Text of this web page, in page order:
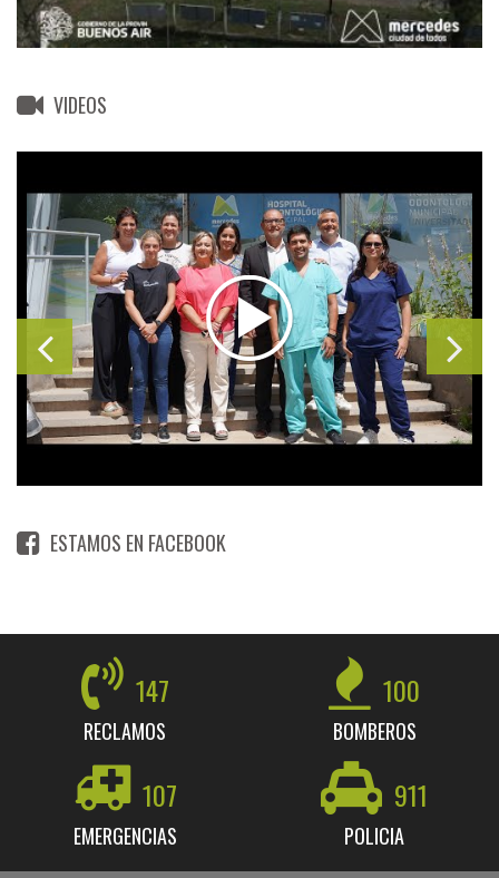
VIDEOS
ESTAMOS EN FACEBOOK
147
RECLAMOS
100
BOMBEROS
107
EMERGENCIAS
911
POLICIA